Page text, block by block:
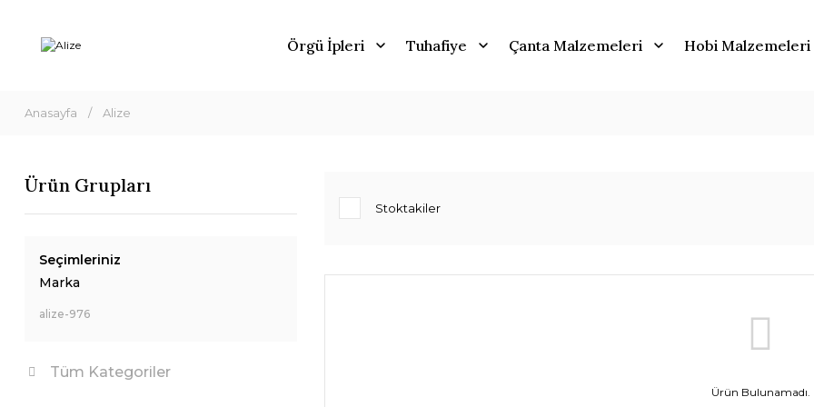
Örgü İpleri Tuhafiye Çanta Malzemeleri Hobi Malzemeleri
Anasayfa Alize
Ürün Grupları
Seçimleriniz
Marka
alize-976
Tüm Kategoriler
Stoktakiler
Ürün Bulunamadı.